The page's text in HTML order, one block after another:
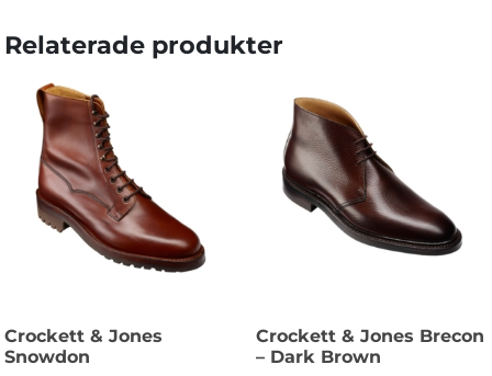
Relaterade produkter
Crockett & Jones
Snowdon
Crockett & Jones Brecon
– Dark Brown